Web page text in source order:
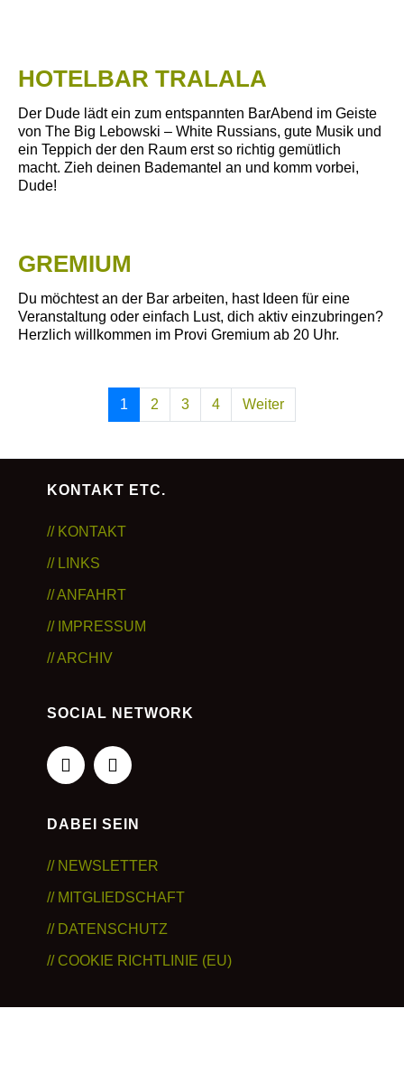
HOTELBAR TRALALA
Der Dude lädt ein zum entspannten BarAbend im Geiste
von The Big Lebowski – White Russians, gute Musik und
ein Teppich der den Raum erst so richtig gemütlich
macht. Zieh deinen Bademantel an und komm vorbei,
Dude!
GREMIUM
Du möchtest an der Bar arbeiten, hast Ideen für eine
Veranstaltung oder einfach Lust, dich aktiv einzubringen?
Herzlich willkommen im Provi Gremium ab 20 Uhr.
1 2 3 4 Weiter
KONTAKT ETC.
// KONTAKT
// LINKS
// ANFAHRT
// IMPRESSUM
// ARCHIV
SOCIAL NETWORK
DABEI SEIN
// NEWSLETTER
// MITGLIEDSCHAFT
// DATENSCHUTZ
// COOKIE RICHTLINIE (EU)